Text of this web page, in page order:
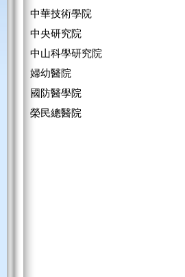
中華技術學院
中央研究院
中山科學研究院
婦幼醫院
國防醫學院
榮民總醫院